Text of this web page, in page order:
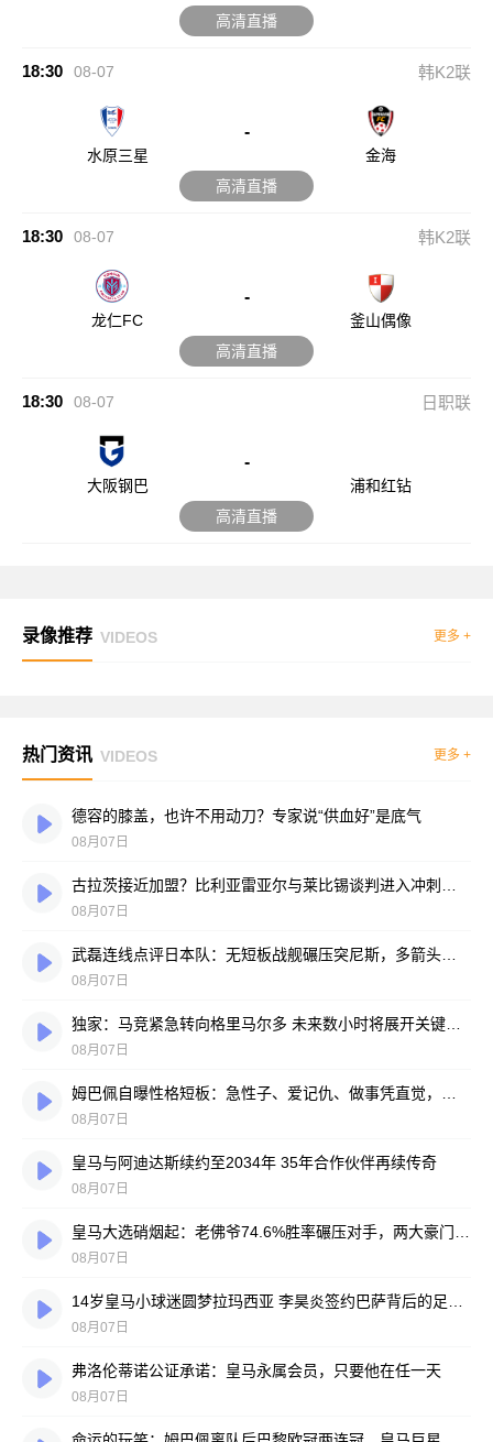
高清直播
18:30 08-07 韩K2联
水原三星
-
金海
高清直播
18:30 08-07 韩K2联
龙仁FC
-
釜山偶像
高清直播
18:30 08-07 日职联
大阪钢巴
-
浦和红钻
高清直播
录像推荐 VIDEOS 更多 +
热门资讯 VIDEOS 更多 +
德容的膝盖，也许不用动刀？专家说“供血好”是底气
08月07日
08月07日
08月07日
08月07日
08月07日
皇马与阿迪达斯续约至2034年 35年合作伙伴再续传奇
08月07日
08月07日
08月07日
弗洛伦蒂诺公证承诺：皇马永属会员，只要他在任一天
08月07日